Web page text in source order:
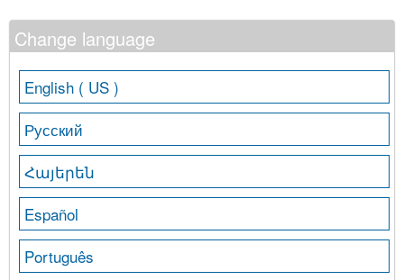
Change language
English ( US )
Русский
Հայերեն
Español
Português